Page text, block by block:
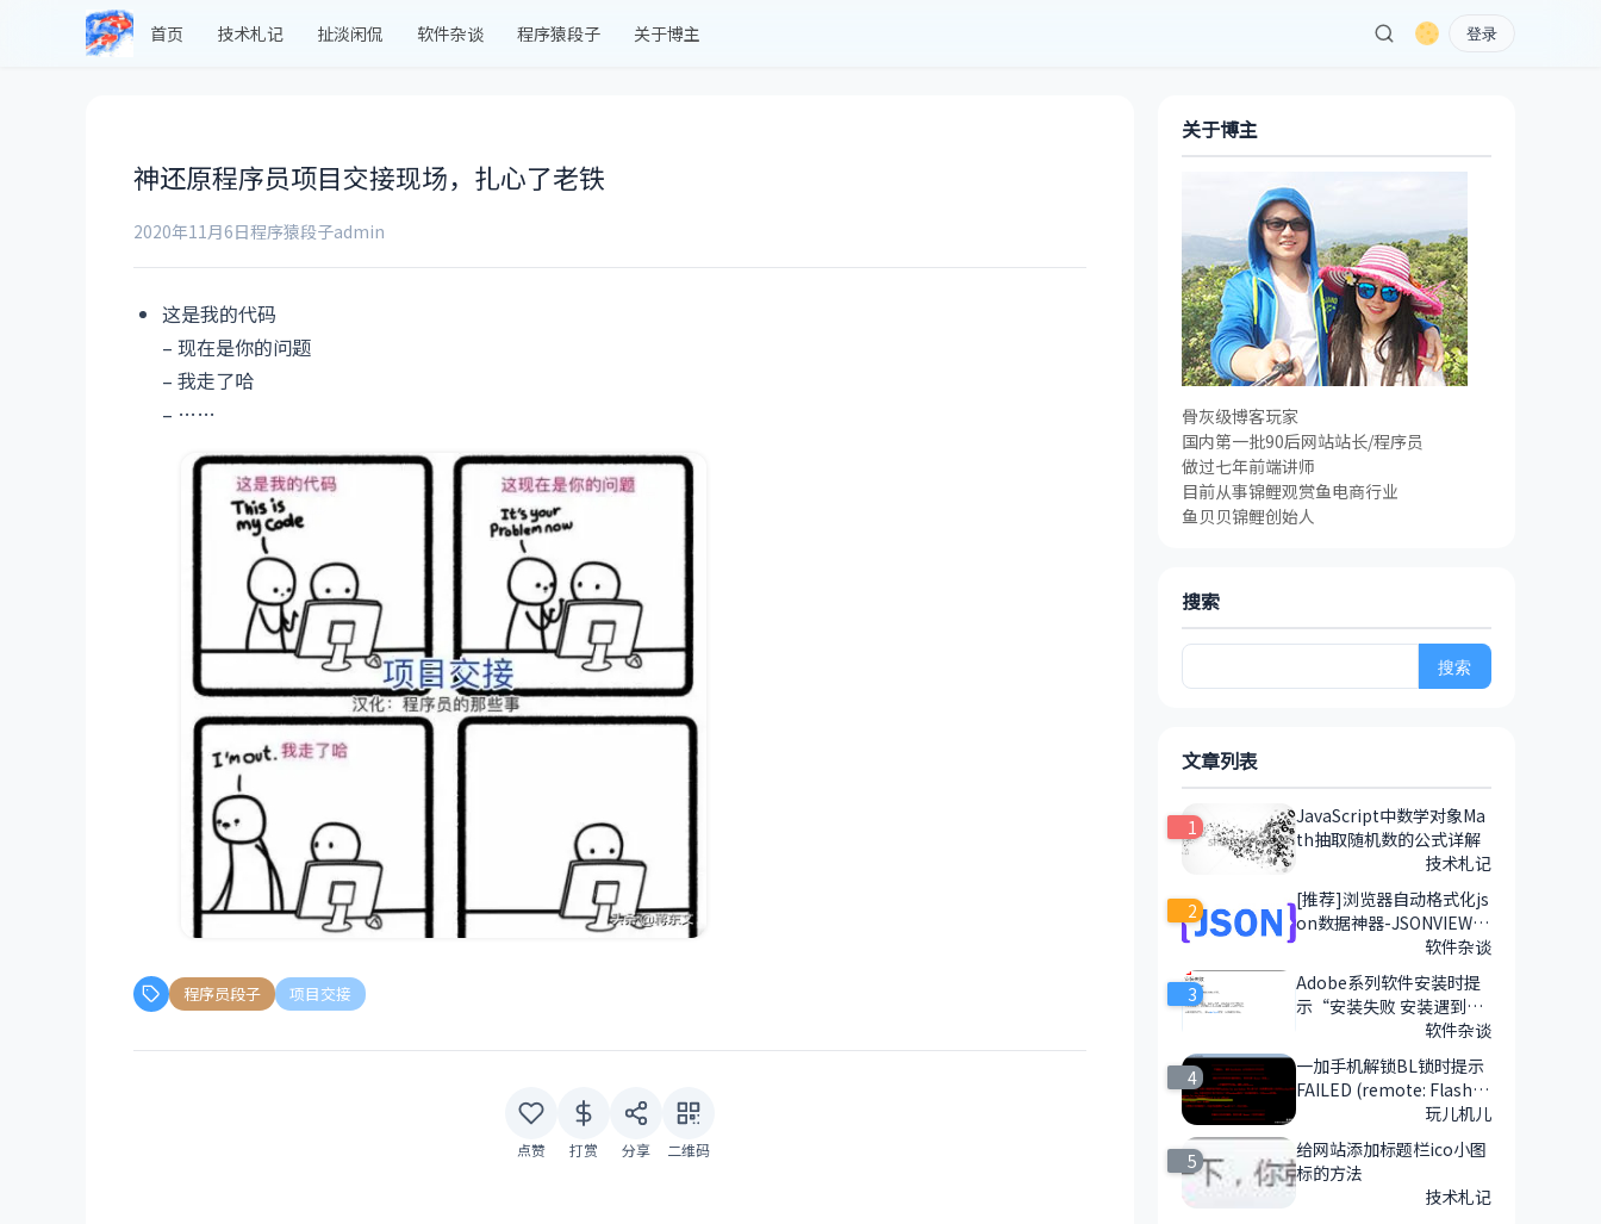
首页 技术札记 扯淡闲侃 软件杂谈 程序猿段子 关于博主 登录
神还原程序员项目交接现场，扎心了老铁
2020年11月6日程序猿段子admin
这是我的代码
– 现在是你的问题
– 我走了哈
– ……
程序员段子 项目交接
点赞 打赏 分享 二维码
关于博主
骨灰级博客玩家
国内第一批90后网站站长/程序员
做过七年前端讲师
目前从事锦鲤观赏鱼电商行业
鱼贝贝锦鲤创始人
搜索
搜
文章列表
1
JavaScript中数学对象Ma
th抽取随机数的公式详解
技术札记
2
[推荐]浏览器自动格式化js
on数据神器-JSONVIEW插
软件杂谈
3
Adobe系列软件安装时提
示“安装失败 安装遇到错
软件杂谈
4
一加手机解锁BL锁时提示
FAILED (remote: Flashin
g Unlock is not allowed )
错误的解决方法
玩儿机儿
5
给网站添加标题栏ico小图
标的方法
技术札记